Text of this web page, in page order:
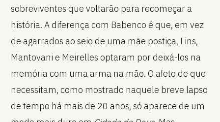
sobreviventes que voltarão para recomeçar a
história. A diferença com Babenco é que, em vez
de agarrados ao seio de uma mãe postiça, Lins,
Mantovani e Meirelles optaram por deixá-los na
memória com uma arma na mão. O afeto de que
necessitam, como mostrado naquele breve lapso
de tempo há mais de 20 anos, só aparece de um